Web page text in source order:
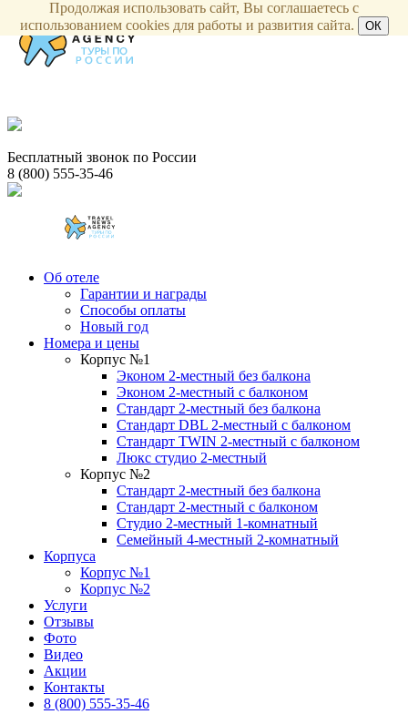
Бесплатный звонок по России
8 (800) 555-35-46
Об отеле
Гарантии и награды
Способы оплаты
Новый год
Номера и цены
Корпус №1
Эконом 2-местный без балкона
Эконом 2-местный с балконом
Стандарт 2-местный без балкона
Стандарт DBL 2-местный с балконом
Cтандарт TWIN 2-местный с балконом
Люкс студио 2-местный
Корпус №2
Стандарт 2-местный без балкона
Стандарт 2-местный с балконом
Студио 2-местный 1-комнатный
Семейный 4-местный 2-комнатный
Корпуса
Корпус №1
Корпус №2
Услуги
Отзывы
Фото
Видео
Акции
Контакты
8 (800) 555-35-46
Продолжая использовать сайт, Вы соглашаетесь с
использованием cookies для работы и развития сайта.
ОК